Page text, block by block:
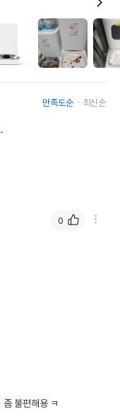
만족도순 최신순
불편해용 ㅋ
0